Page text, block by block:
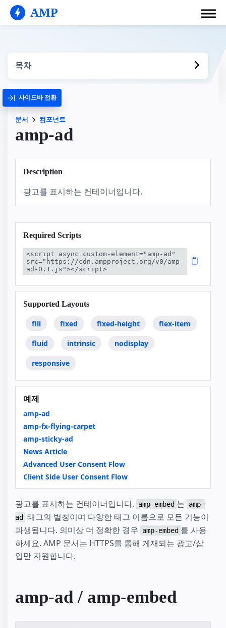
AMP
목차
사이드바 전환
문서 컴포넌트
amp-ad
Description
광고를 표시하는 컨테이너입니다.
Required Scripts
<script async custom-element="amp-ad"
src="https://cdn.ampproject.org/v0/amp-
ad-0.1.js"></script>
Supported Layouts
fill fixed fixed-height flex-item
fluid intrinsic nodisplay
responsive
예제
amp-ad
amp-fx-flying-carpet
amp-sticky-ad
News Article
Advanced User Consent Flow
Client Side User Consent Flow
광고를 표시하는 컨테이너입니다. amp-embed 는
amp-
ad 태그의 별칭이며 다양한 태그 이름으로 모든 기능이
파생됩니다. 의미상 더 정확한 경우
amp-embed 를 사용
하세요. AMP 문서는 HTTPS를 통해 게재되는 광고/삽
입만 지원합니다.
amp-ad / amp-embed